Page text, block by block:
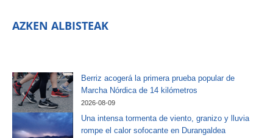
AZKEN ALBISTEAK
Berriz acogerá la primera prueba popular de
Marcha Nórdica de 14 kilómetros
2026-08-09
Una intensa tormenta de viento, granizo y lluvia
rompe el calor sofocante en Durangaldea